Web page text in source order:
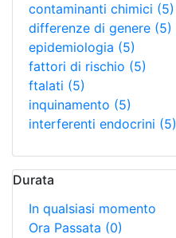
contaminanti chimici (5)
differenze di genere (5)
epidemiologia (5)
fattori di rischio (5)
ftalati (5)
inquinamento (5)
interferenti endocrini (5)
Durata
In qualsiasi momento
Ora Passata (0)